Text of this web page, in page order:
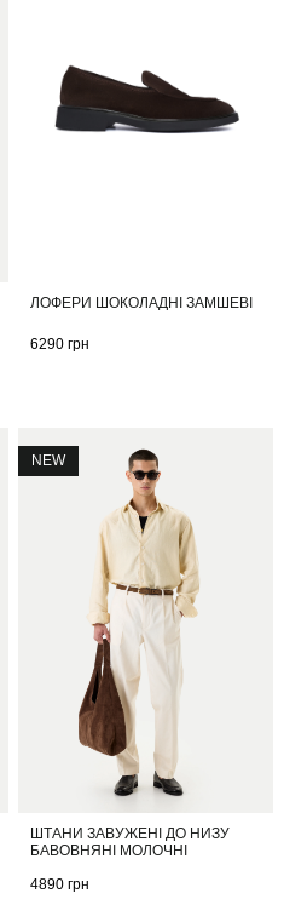
ЛОФЕРИ ШОКОЛАДНІ ЗАМШЕВІ
6290 грн
ШТАНИ ЗАВУЖЕНІ ДО НИЗУ
БАВОВНЯНІ МОЛОЧНІ
4890 грн
NEW